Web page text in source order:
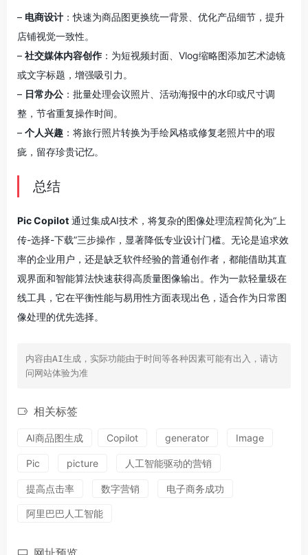
– 电商设计 ：快速为商品图更换统一背景、优化产品细节，提升
店铺视觉一致性。
– 社交媒体内容创作 ：为短视频封面、Vlog缩略图添加艺术滤镜
或文字标题，增强吸引力。
– 日常办公 ：批量处理会议照片、活动海报中的水印或尺寸调
整，节省重复操作时间。
– 个人兴趣 ：将旅行照片转换为手绘风格或修复老照片中的瑕
疵，留存珍贵记忆。
总结
Pic Copilot 通过集成AI技术，将复杂的图像处理流程简化为“上
传-选择-下载”三步操作，显著降低专业设计门槛。无论是追求效
率的企业用户，还是缺乏软件经验的普通创作者，都能借助其直
观界面和智能算法快速获得高质量图像输出。作为一款轻量级在
线工具，它在平衡性能与易用性方面表现出色，适合作为日常图
像处理的优先选择。
内容由AI生成，实际功能由于时间等各种因素可能有出入，请访
问网站体验为准
相关标签
AI商品图生成 Copilot generator Image
Pic picture 人工智能驱动的营销
提高点击率 数字营销 电子商务成功
阿里巴巴人工智能